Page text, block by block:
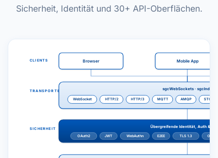
Sicherheit, Identität und 30+ API-Oberflächen.
CLIENTS Browser Mobile App
TRANSPORTE sgcWebSockets · sgcIndy
WebSocket HTTP/2 HTTP/3 MQTT AMQP STOMP
SICHERHEIT Übergreifende Identität, Auth &
OAuth2 JWT WebAuthn E2EE TLS 1.3